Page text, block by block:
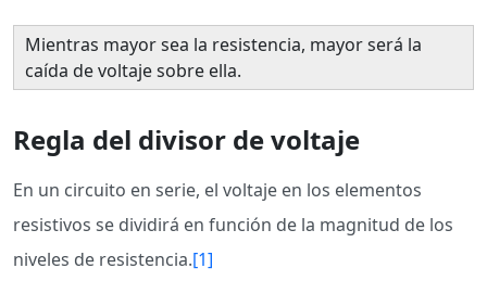
Mientras mayor sea la resistencia, mayor será la
caída de voltaje sobre ella.
Regla del divisor de voltaje
En un circuito en serie, el voltaje en los elementos
resistivos se dividirá en función de la magnitud de los
niveles de resistencia.[1]